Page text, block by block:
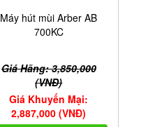
Máy hút mùi Arber AB
700KC
Giá Hãng: 3,850,000
(VNĐ)
Giá Khuyến Mại:
2,887,000 (VNĐ)